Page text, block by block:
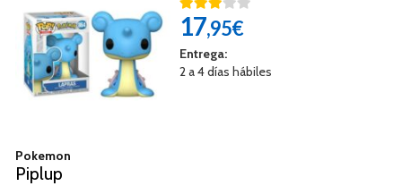
17,95€
Entrega:
2 a 4 días hábiles
Pokemon
Piplup